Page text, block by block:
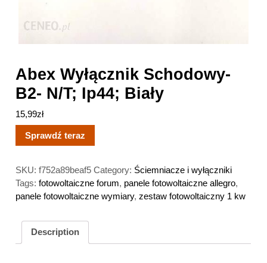
Abex Wyłącznik Schodowy-
B2- N/T; Ip44; Biały
15,99zł
Sprawdź teraz
SKU:f752a89beaf5 Category: Ściemniacze i wyłączniki
Tags:fotowoltaiczne forum, panele fotowoltaiczne allegro,
panele fotowoltaiczne wymiary,zestaw fotowoltaiczny 1 kw
Description